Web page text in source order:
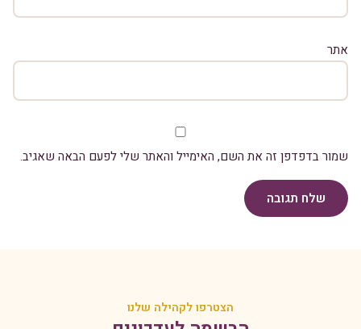
אתר
שמור בדפדפן זה את השם, האימייל והאתר שלי לפעם הבאה שאגיב.
שלח תגובה
הצטרפו לקהילה שלנו